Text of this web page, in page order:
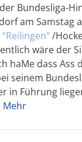
Bundesliga-
am Samstag
Reilingen /
wäre der
haMe dass Ass
seinem
in Führung
Mehr